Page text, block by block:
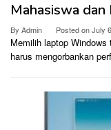
Mahasiswa dan
By Admin Posted onJuly
Memilih laptop
harus mengorbankan